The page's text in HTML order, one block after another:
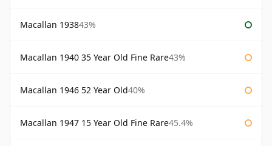
Macallan 193843%
Macallan 1940 35 Year Old Fine Rare43%
Macallan 1946 52 Year Old40%
Macallan 1947 15 Year Old Fine Rare45.4%